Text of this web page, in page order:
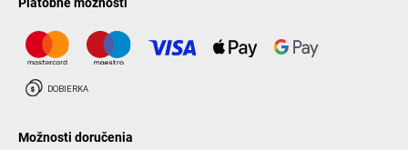
Možnosti doručenia